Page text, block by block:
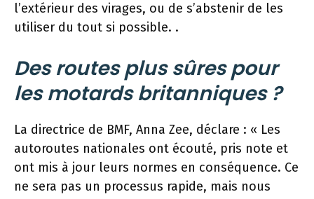
l’extérieur des virages, ou de s’abstenir de les
utiliser du tout si possible. .
Des routes plus sûres pour
les motards britanniques ?
La directrice de BMF, Anna Zee, déclare : « Les
autoroutes nationales ont écouté, pris note et
ont mis à jour leurs normes en conséquence. Ce
ne sera pas un processus rapide, mais nous